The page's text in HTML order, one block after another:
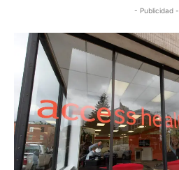
- Publicidad -